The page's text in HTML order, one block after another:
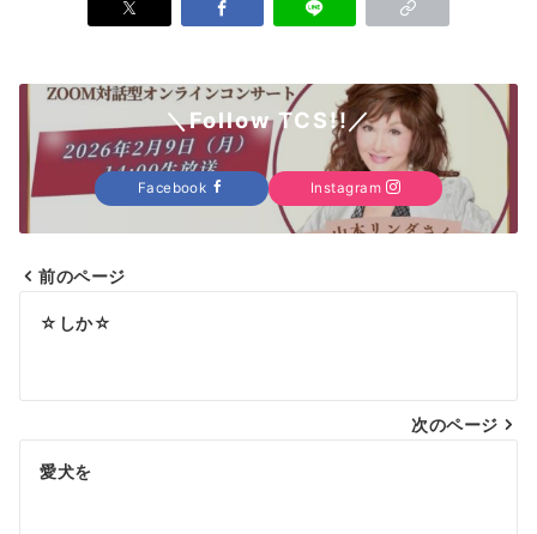
＼Follow TCS!!／
Facebook Instagram
ビ
ゲ
前のページ
☆しか☆
次のページ
愛犬を